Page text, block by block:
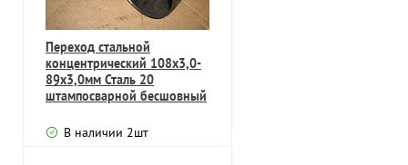
Переход стальной
концентрический 108х3,0-
89х3,0мм Сталь 20
штампосварной бесшовный
В наличии 2шт